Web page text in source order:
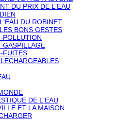
DU PRIX DE L'EAU
DU ROBINET
BONS GESTES
POLLUTION
GASPILLAGE
FUITES
DE L'EAU
ET LA MAISON